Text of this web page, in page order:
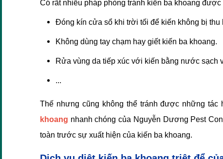
Có rất nhiều pháp phòng tránh kiến ba khoang
Đóng kín cửa sổ khi trời tối để kiến không bị thu
Không dùng tay chạm hay giết kiến ba khoang.
Rửa vùng da tiếp xúc với kiến bằng nước sạch
...
Thế nhưng cũng không thể tránh được những
khoang nhanh chóng của Nguyễn Dương Pest
toàn trước sự xuất hiện của kiến ba khoang.